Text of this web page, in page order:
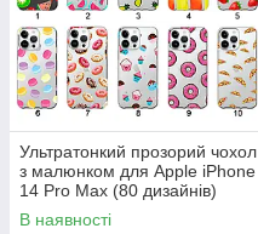
Ультратонкий прозорий чохол
з малюнком для Apple iPhone
14 Pro Max (80 дизайнів)
В наявності